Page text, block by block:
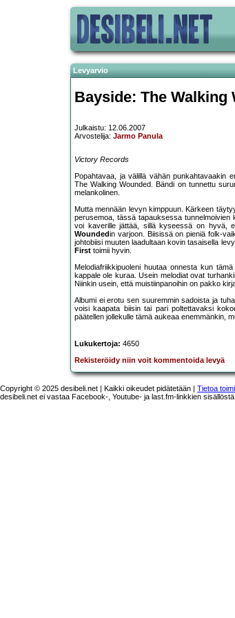
Levyarvio
Bayside: The Walking
Julkaistu: 12.06.2007
Arvostelija: Jarmo Panula
Victory Records
Popahtavaa, ja välillä vähän punkahtavaakin
The Walking Wounded. Bändi on tunnettu
melankolinen.
Mutta mennään levyn kimppuun. Kärkeen
perusemoa, tässä tapauksessa
voi kaverille jättää, sillä kyseessä on hyvä,
Woundedin varjoon. Biisissä on pieniä folk-
johtobiisi muuten laadultaan kovin tasaisella
First toimii hyvin.
Melodiafriikkipuoleni huutaa onnesta kun
kappale ole kuraa. Usein melodiat ovat
Niinkin usein, että muistiinpanoihin on pakko
Albumi ei erotu sen suuremmin sadoista ja
voisi kaapata biisin tai pari poltettavaksi
päätellen jollekulle tämä aukeaa enemmänkin,
Lukukertoja: 4650
Rekisteröidy niin voit kommentoida levyä
Copyright © 2025 desibeli.net | Kaikki oikeudet pidätetään | Tietoa
desibeli.net ei vastaa Facebook-, Youtube- ja last.fm-linkkien